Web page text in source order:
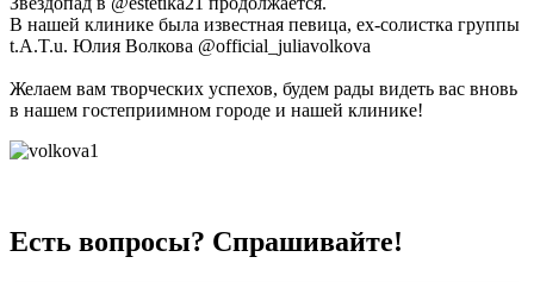
В нашей клинике была известная певица, ex-солистка группы
t.A.T.u. Юлия Волкова @official_juliavolkova
Желаем вам творческих успехов, будем рады видеть вас вновь
в нашем гостеприимном городе и нашей клинике!
Есть вопросы? Спрашивайте!